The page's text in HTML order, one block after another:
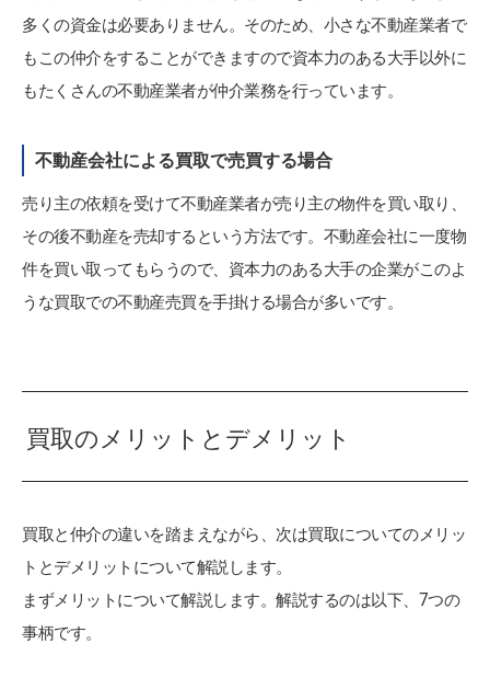
多くの資金は必要ありません。そのため、小さな不動産業者で
もこの仲介をすることができますので資本力のある大手以外に
もたくさんの不動産業者が仲介業務を行っています。
不動産会社による買取で売買する場合
売り主の依頼を受けて不動産業者が売り主の物件を買い取り、
その後不動産を売却するという方法です。不動産会社に一度物
件を買い取ってもらうので、資本力のある大手の企業がこのよ
うな買取での不動産売買を手掛ける場合が多いです。
買取のメリットとデメリット
買取と仲介の違いを踏まえながら、次は買取についてのメリッ
トとデメリットについて解説します。
まずメリットについて解説します。解説するのは以下、7つの
事柄です。